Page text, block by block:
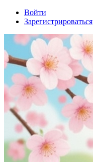
Войти
Зарегистрироваться